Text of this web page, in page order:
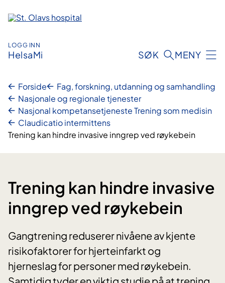
innhold
LOGG INN
HelsaMi SØK MENY
Forside
Fag, forskning, utdanning og samhandling
Nasjonale og regionale tjenester
Nasjonal kompetansetjeneste Trening som medisin
Claudicatio intermittens
Trening kan hindre invasive inngrep ved røykebein
Trening kan hindre invasive
inngrep ved røykebein
Gangtrening reduserer nivåene av kjente
risikofaktorer for hjerteinfarkt og
hjerneslag for personer med røykebein.